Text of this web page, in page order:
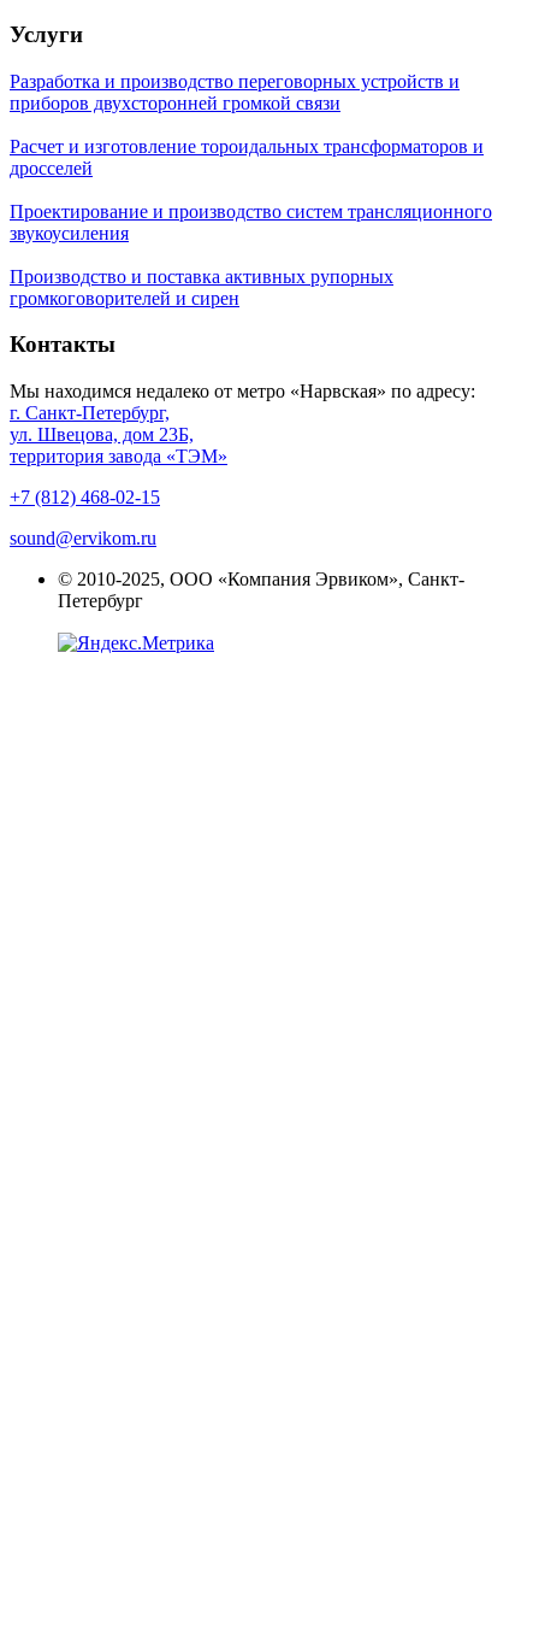
Услуги
Разработка и производство переговорных устройств и
приборов двухсторонней громкой связи
Расчет и изготовление тороидальных трансформаторов и
дросселей
Проектирование и производство систем трансляционного
звукоусиления
Производство и поставка активных рупорных
громкоговорителей и сирен
Контакты
Мы находимся недалеко от метро «Нарвская» по адресу:
г. Санкт-Петербург,
ул. Швецова, дом 23Б,
территория завода «ТЭМ»
+7 (812) 468-02-15
sound@ervikom.ru
© 2010-2025, ООО «Компания Эрвиком», Санкт-
Петербург